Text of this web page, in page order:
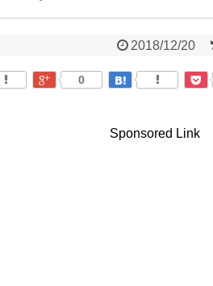
2018/12/20
0
Sponsored Link